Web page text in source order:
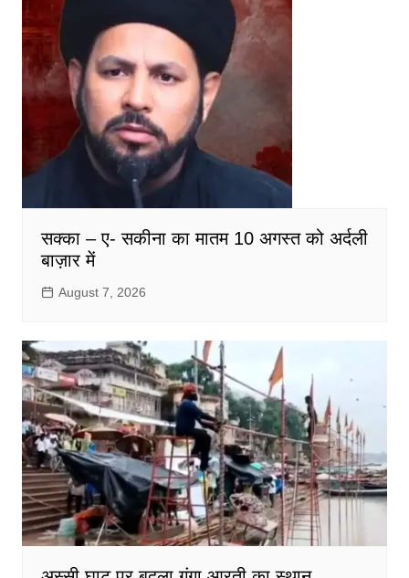
सक्का – ए- सकीना का मातम 10 अगस्त को अर्दली
बाज़ार में
August 7, 2026